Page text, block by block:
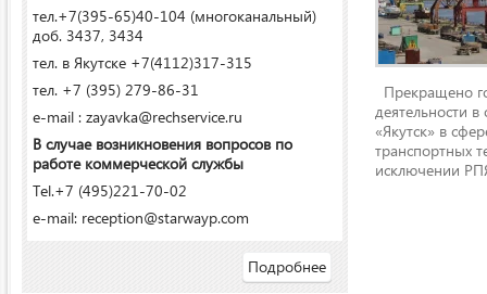
тел.+7(395-65)40-104 (многоканальный)
доб. 3437, 3434
тел. в Якутске +7(4112)317-315
тел. +7 (395) 279-86-31
e-mail : zayavka@rechservice.ru
В случае возникновения вопросов по
работе коммерческой службы
Tel.+7 (495)221-70-02
e-mail: reception@starwayp.com
Подробнее
Прекращено
деятельности
«Якутск» в
транспортных
исключении